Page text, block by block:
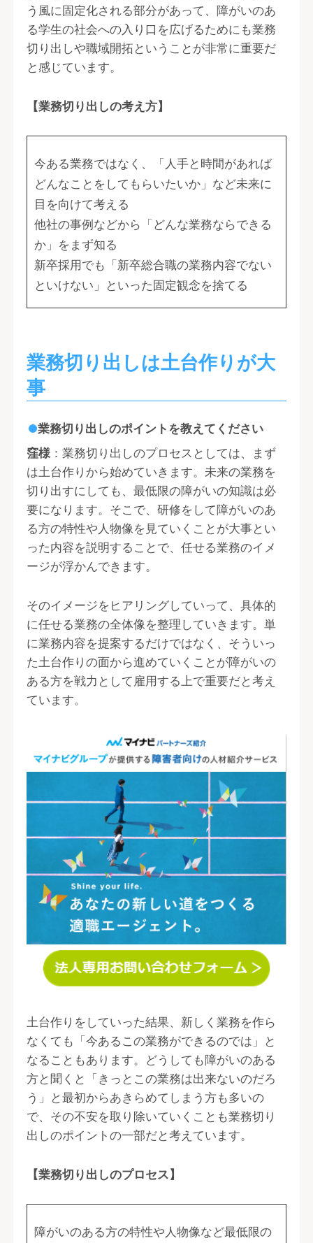
う風に固定化される部分があって、障がいのあ
る学生の社会への入り口を広げるためにも業務
切り出しや職域開拓ということが非常に重要だ
と感じています。
【業務切り出しの考え方】
今ある業務ではなく、「人手と時間があれば
どんなことをしてもらいたいか」など未来に
目を向けて考える
他社の事例などから「どんな業務ならできる
か」をまず知る
新卒採用でも「新卒総合職の業務内容でない
といけない」といった固定観念を捨てる
業務切り出しは土台作りが大
事
業務切り出しのポイントを教えてください
窪様：業務切り出しのプロセスとしては、まず
は土台作りから始めていきます。未来の業務を
切り出すにしても、最低限の障がいの知識は必
要になります。そこで、研修をして障がいのあ
る方の特性や人物像を見ていくことが大事とい
った内容を説明することで、任せる業務のイメ
ージが浮かんできます。
そのイメージをヒアリングしていって、具体的
に任せる業務の全体像を整理していきます。単
に業務内容を提案するだけではなく、そういっ
た土台作りの面から進めていくことが障がいの
ある方を戦力として雇用する上で重要だと考え
ています。
土台作りをしていった結果、新しく業務を作ら
なくても「今あるこの業務ができるのでは」と
なることもあります。どうしても障がいのある
方と聞くと「きっとこの業務は出来ないのだろ
う」と最初からあきらめてしまう方も多いの
で、その不安を取り除いていくことも業務切り
出しのポイントの一部だと考えています。
【業務切り出しのプロセス】
障がいのある方の特性や人物像など最低限の